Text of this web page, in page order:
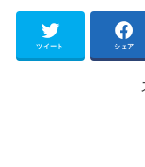
ツイート シェア